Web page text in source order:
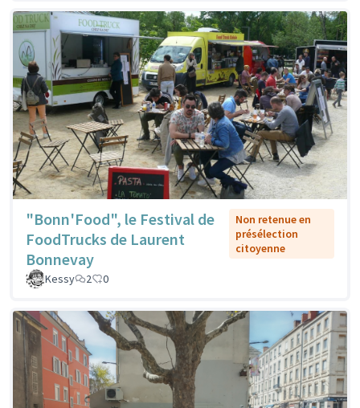
"Bonn'Food", le Festival de
FoodTrucks de Laurent
Bonnevay
Non retenue en
présélection
citoyenne
Kessy 2 0